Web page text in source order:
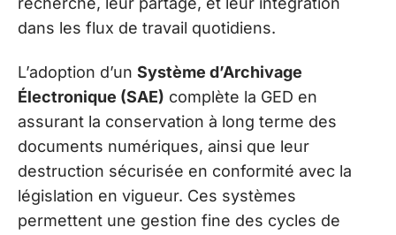
dans les flux de travail quotidiens.
L’adoption d’un Système d’Archivage
Électronique (SAE) complète la GED en
assurant la conservation à long terme des
documents numériques, ainsi que leur
destruction sécurisée en conformité avec la
législation en vigueur. Ces systèmes
permettent une gestion fine des cycles de